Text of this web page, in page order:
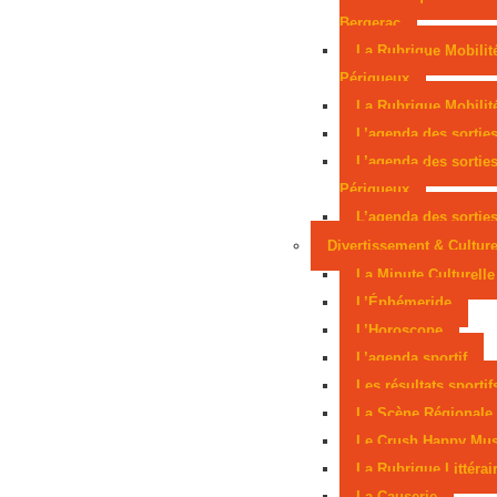
Bergerac
La Rubrique
Périgueux
La Rubrique
L’agenda des
L’agenda des sorties
Périgueux
L’agenda des
Divertissement & Culture
La Minute Culturelle
L’Éphémeride
L’Horoscope
L’agenda sportif
Les résultats
La Scène Régionale
Le Crush Happy
La Rubrique